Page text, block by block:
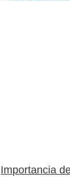
Importancia